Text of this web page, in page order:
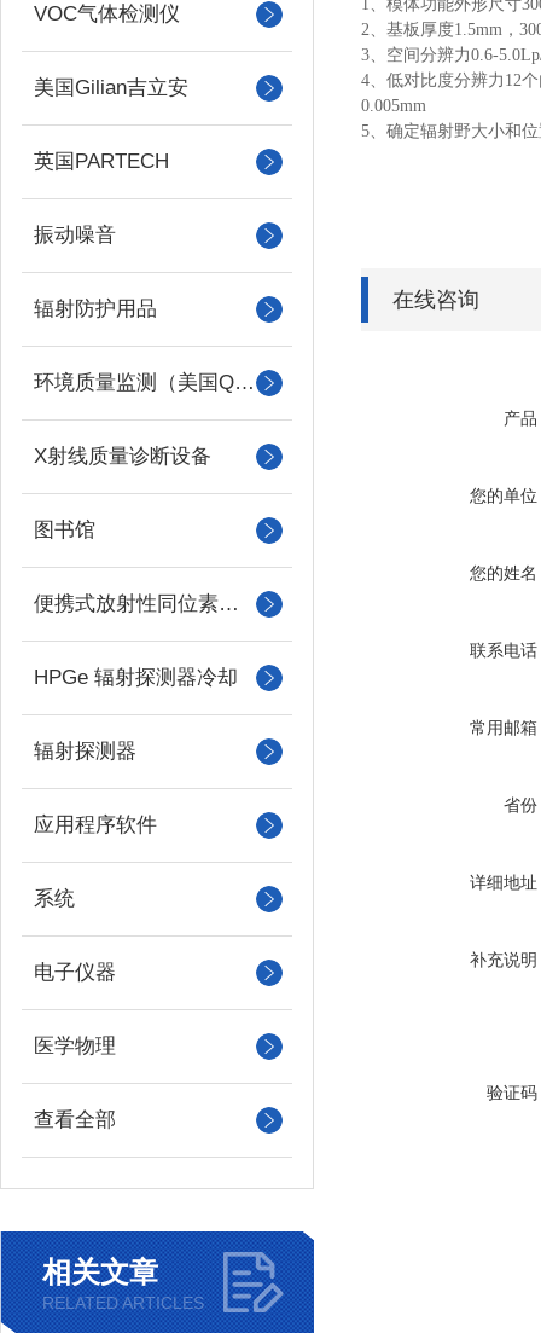
VOC气体检测仪
美国Gilian吉立安
英国PARTECH
振动噪音
辐射防护用品
环境质量监测（美国QUEST）
X射线质量诊断设备
图书馆
便携式放射性同位素识别装置 （RIID）
HPGe 辐射探测器冷却
辐射探测器
应用程序软件
系统
电子仪器
医学物理
查看全部
相关文章
RELATED ARTICLES
1、 模体功能外形尺寸
2、 基板厚度1.5mm，
3、 空间分辨力0.6-
4、 低对比度分辨力12
0.005mm
5、 确定辐射野大小和
在线咨询
产品
您的单位
您的姓名
联系电话
常用邮箱
省份
详细地址
补充说明
验证码